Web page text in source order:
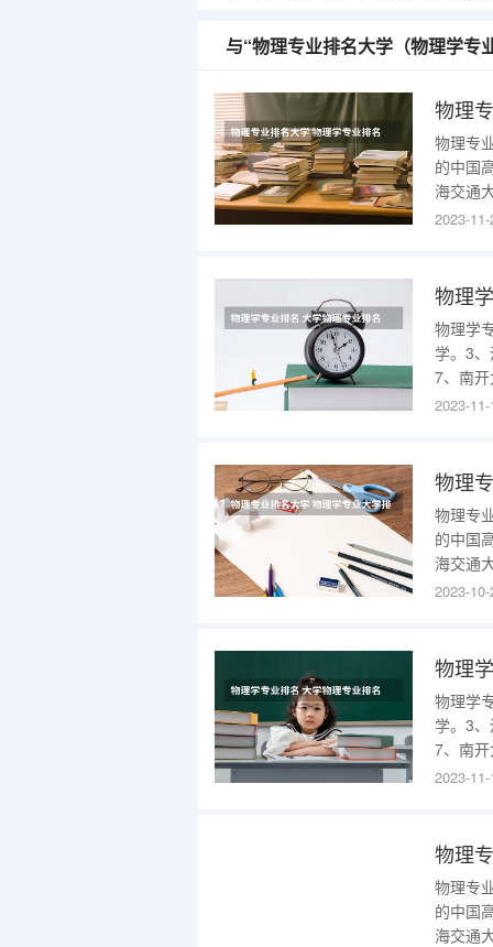
与“物理专业排名大学（物理学专
物理
物理专
的中国
海交通
浙江大
2023-
物理
物理学
学。3
7、南
科技大
2023-
物理
物理专
的中国
海交通
浙江大
2023-
物理
物理学
学。3
7、南
科技大
2023-
物理专
的中国
海交通